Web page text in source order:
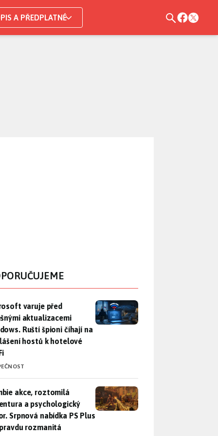
A PŘEDPLATNÉ
varuje před falešnými aktualizacemi Windows. Ruští
varuje před
aktualizacemi
Ruští špioni číhají na
hostů k hotelové
akce, roztomilá adventura a psychologický horor.
akce, roztomilá
a psychologický
Srpnová nabídka PS Plus
rozmanitá